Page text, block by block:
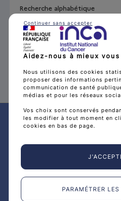
Recherche alphabétique
A B C D E
J
L M N
T
Plan du
Politique de protection des
Aide
Aidez-nous à mieux
Nous utilisons des cookies
proposer des informations
communication de santé
médias et pour les réseaux
Vos choix sont conservés
les modifier à tout moment en
cookies en bas de page.
PARAMÉTRER
Continuer sans accepter